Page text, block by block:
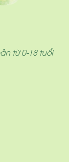
từ 0-18 tuổi